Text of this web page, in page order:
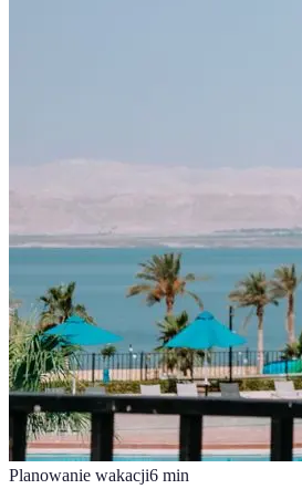
Planowanie wakacji6 min